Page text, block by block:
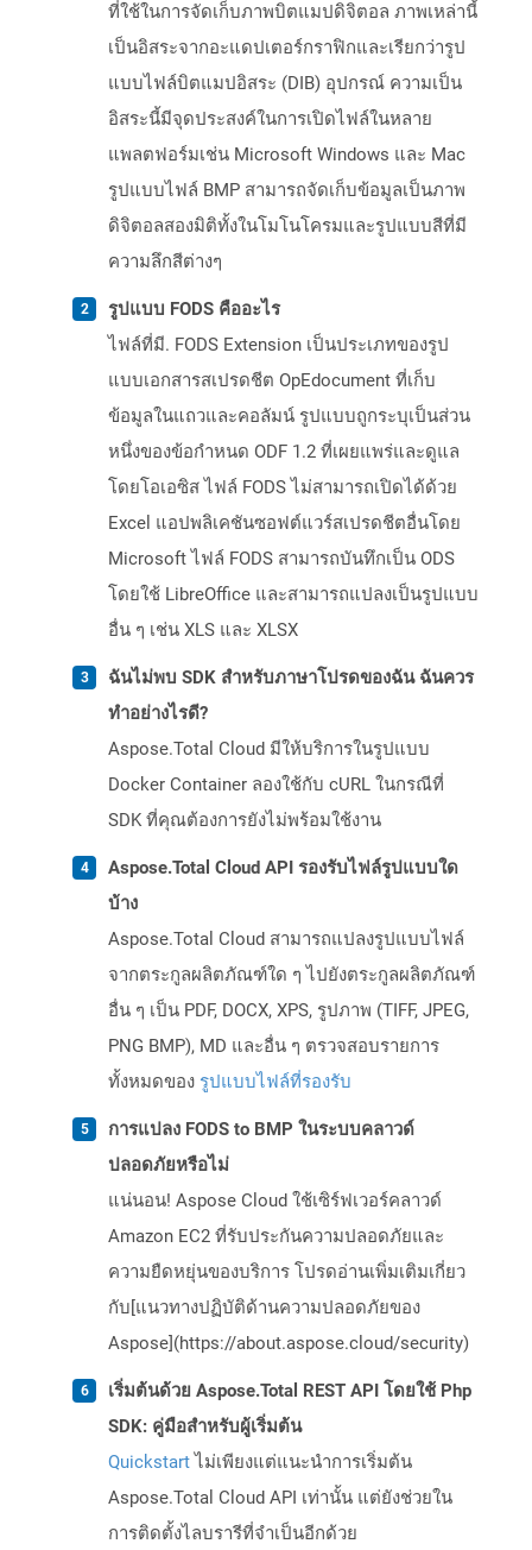
ที่ใช้ในการจัดเก็บภาพบิตแมปดิจิตอล ภาพเหล่านี้
เป็นอิสระจากอะแดปเตอร์กราฟิกและเรียกว่ารูป
แบบไฟล์บิตแมปอิสระ (DIB) อุปกรณ์ ความเป็น
อิสระนี้มีจุดประสงค์ในการเปิดไฟล์ในหลาย
แพลตฟอร์มเช่น Microsoft Windows และ Mac
รูปแบบไฟล์ BMP สามารถจัดเก็บข้อมูลเป็นภาพ
ดิจิตอลสองมิติทั้งในโมโนโครมและรูปแบบสีที่มี
ความลึกสีต่างๆ
รูปแบบ FODS คืออะไร
ไฟล์ที่มี. FODS Extension เป็นประเภทของรูป
แบบเอกสารสเปรดชีต OpEdocument ที่เก็บ
ข้อมูลในแถวและคอลัมน์ รูปแบบถูกระบุเป็นส่วน
หนึ่งของข้อกำหนด ODF 1.2 ที่เผยแพร่และดูแล
โดยโอเอซิส ไฟล์ FODS ไม่สามารถเปิดได้ด้วย
Excel แอปพลิเคชันซอฟต์แวร์สเปรดชีตอื่นโดย
Microsoft ไฟล์ FODS สามารถบันทึกเป็น ODS
โดยใช้ LibreOffice และสามารถแปลงเป็นรูปแบบ
อื่น ๆ เช่น XLS และ XLSX
ฉันไม่พบ SDK สำหรับภาษาโปรดของฉัน ฉันควร
ทำอย่างไรดี?
Aspose.Total Cloud มีให้บริการในรูปแบบ
Docker Container ลองใช้กับ cURL ในกรณีที่
SDK ที่คุณต้องการยังไม่พร้อมใช้งาน
Aspose.Total Cloud API รองรับไฟล์รูปแบบใด
บ้าง
Aspose.Total Cloud สามารถแปลงรูปแบบไฟล์
จากตระกูลผลิตภัณฑ์ใด ๆ ไปยังตระกูลผลิตภัณฑ์
อื่น ๆ เป็น PDF, DOCX, XPS, รูปภาพ (TIFF, JPEG,
PNG BMP), MD และอื่น ๆ ตรวจสอบรายการ
ทั้งหมดของ รูปแบบไฟล์ที่รองรับ
การแปลง FODS to BMP ในระบบคลาวด์
ปลอดภัยหรือไม่
แน่นอน! Aspose Cloud ใช้เซิร์ฟเวอร์คลาวด์
Amazon EC2 ที่รับประกันความปลอดภัยและ
ความยืดหยุ่นของบริการ โปรดอ่านเพิ่มเติมเกี่ยว
กับ[แนวทางปฏิบัติด้านความปลอดภัยของ
Aspose](https://about.aspose.cloud/security)
เริ่มต้นด้วย Aspose.Total REST API โดยใช้ Php
SDK: คู่มือสำหรับผู้เริ่มต้น
Quickstartไม่เพียงแต่แนะนำการเริ่มต้น
Aspose.Total Cloud API เท่านั้น แต่ยังช่วยใน
การติดตั้งไลบรารีที่จำเป็นอีกด้วย